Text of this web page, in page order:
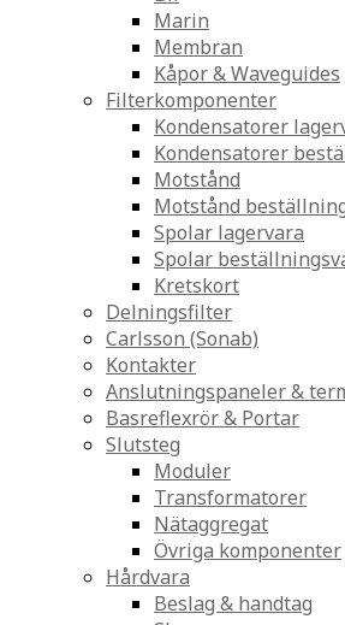
Marin
Membran
Kåpor & Waveguides
Filterkomponenter
Kondensatorer
Kondensatorer
Motstånd
Motstånd
Spolar lagervara
Spolar
Kretskort
Delningsfilter
Carlsson (Sonab)
Kontakter
Anslutningspaneler &
Basreflexrör & Portar
Slutsteg
Moduler
Transformatorer
Nätaggregat
Övriga komponenter
Hårdvara
Beslag & handtag